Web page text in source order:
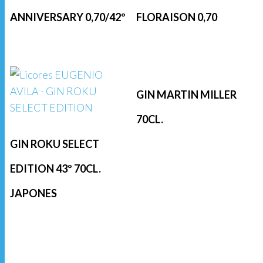
ANNIVERSARY 0,70/42º FLORAISON 0,70
GIN ROKU SELECT
EDITION 43º 70CL.
JAPONES
GIN MARTIN MILLER
70CL.